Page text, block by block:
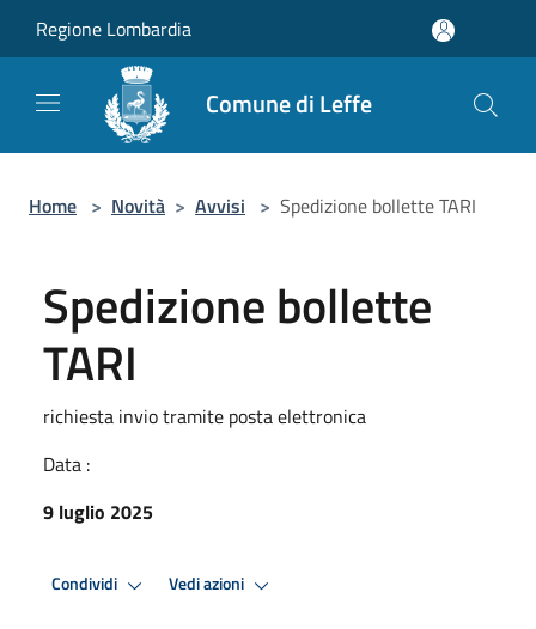
Regione Lombardia
Comune di Leffe
Home > Novità > Avvisi > Spedizione bollette TARI
Spedizione bollette
TARI
richiesta invio tramite posta elettronica
Data :
9 luglio 2025
Condividi Vedi azioni